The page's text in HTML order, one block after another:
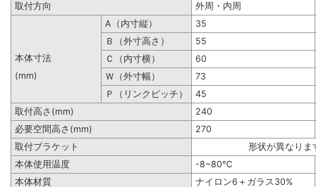
取付方向
外周・内周
A（内寸縦）
35
Ｂ（外寸高さ）
55
本体寸法
Ｃ（内寸横）
60
(mm)
Ｗ（外寸幅）
73
Ｐ（リンクピッチ）
45
取付高さ(mm)
240
必要空間高さ(mm)
270
取付ブラケット
形状が異なりま
本体使用温度
-8~80℃
本体材質
ナイロン6＋ガラス30%